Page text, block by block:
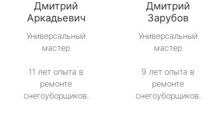
Дмитрий
Аркадьевич
Универсальный
мастер
11 лет опыта в
ремонте
снегоуборщиков.
Дмитрий
Зарубов
Универсальный
мастер
9 лет опыта в
ремонте
снегоуборщиков.